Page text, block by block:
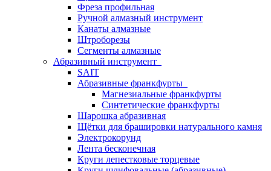
Фреза профильная
Ручной алмазный инструмент
Канаты алмазные
Штроборезы
Сегменты алмазные
Абразивный инструмент
SAIT
Абразивные франкфурты
Магнезиальные франкфурты
Синтетические франкфурты
Шарошка абразивная
Щётки для брашировки натурального камня
Электрокорунд
Лента бесконечная
Круги лепестковые торцевые